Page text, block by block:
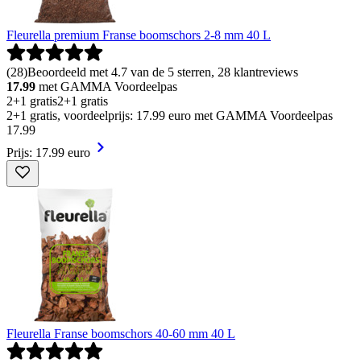
Fleurella premium Franse boomschors 2-8 mm 40 L
(28)Beoordeeld met 4.7 van de 5 sterren, 28 klantreviews
17.99 met GAMMA Voordeelpas
2+1 gratis2+1 gratis
2+1 gratis, voordeelprijs: 17.99 euro met GAMMA Voordeelpas
17.99
Prijs: 17.99 euro
Fleurella Franse boomschors 40-60 mm 40 L